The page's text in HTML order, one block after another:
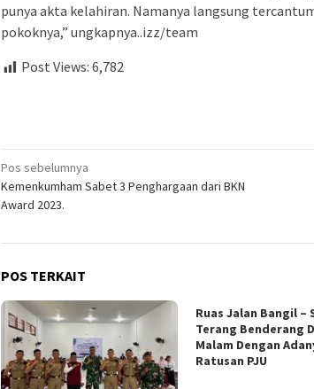
punya akta kelahiran. Namanya langsung
pokoknya,” ungkapnya..izz/team
Post Views: 6,782
Navigasi
pos
Pos sebelumnya
Kemenkumham Sabet 3 Penghargaan dari BKN
Award 2023.
POS TERKAIT
Ruas Jalan Bangil –
Terang Benderang
Malam Dengan
Ratusan PJU